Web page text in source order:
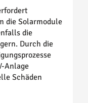
die Solarmodule
die
Durch die
Anlage
Schäden